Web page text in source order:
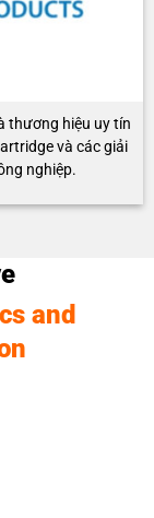
thương hiệu uy tín
và các giải
nghiệp.
and